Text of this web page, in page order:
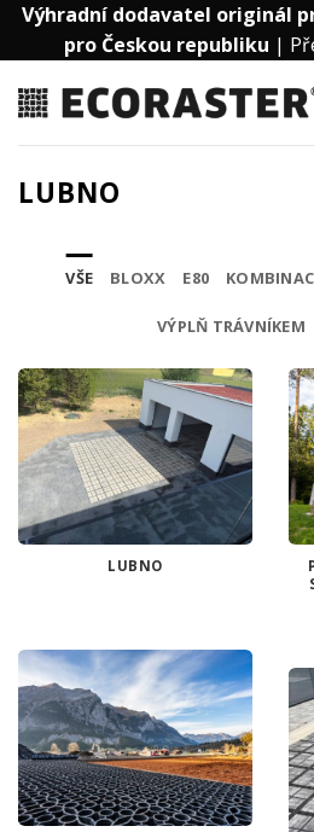
Přeskočit
Výhradní dodavatel originál
pro Českou republiku |
LUBNO
VŠE BLOXX E80
VÝPLŇ TRÁVNÍKEM
LUBNO